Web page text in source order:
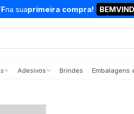
na suaprimeira compra!
Adesivos Brindes Embalagens